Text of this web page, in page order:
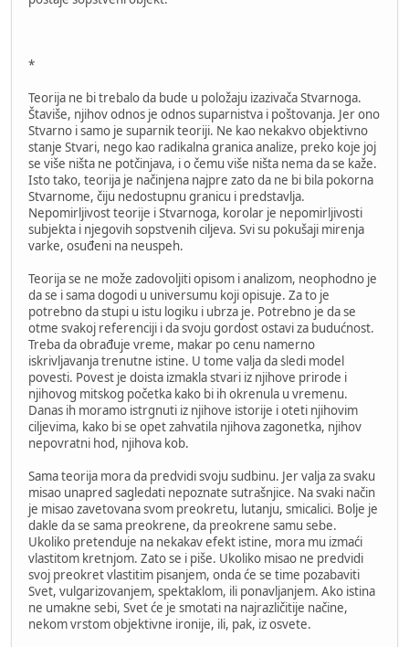
*
Teorija ne bi trebalo da bude u položaju izazivača Stvarnoga.
Štaviše, njihov odnos je odnos suparnistva i poštovanja. Jer ono
Stvarno i samo je suparnik teoriji. Ne kao nekakvo objektivno
stanje Stvari, nego kao radikalna granica analize, preko koje joj
se više ništa ne potčinjava, i o čemu više ništa nema da se kaže.
Isto tako, teorija je načinjena najpre zato da ne bi bila pokorna
Stvarnome, čiju nedostupnu granicu i predstavlja.
Nepomirljivost teorije i Stvarnoga, korolar je nepomirljivosti
subjekta i njegovih sopstvenih ciljeva. Svi su pokušaji mirenja
varke, osuđeni na neuspeh.
Teorija se ne može zadovoljiti opisom i analizom, neophodno je
da se i sama dogodi u universumu koji opisuje. Za to je
potrebno da stupi u istu logiku i ubrza je. Potrebno je da se
otme svakoj referenciji i da svoju gordost ostavi za budućnost.
Treba da obrađuje vreme, makar po cenu namerno
iskrivljavanja trenutne istine. U tome valja da sledi model
povesti. Povest je doista izmakla stvari iz njihove prirode i
njihovog mitskog početka kako bi ih okrenula u vremenu.
Danas ih moramo istrgnuti iz njihove istorije i oteti njihovim
ciljevima, kako bi se opet zahvatila njihova zagonetka, njihov
nepovratni hod, njihova kob.
Sama teorija mora da predvidi svoju sudbinu. Jer valja za svaku
misao unapred sagledati nepoznate sutrašnjice. Na svaki način
je misao zavetovana svom preokretu, lutanju, smicalici. Bolje je
dakle da se sama preokrene, da preokrene samu sebe.
Ukoliko pretenduje na nekakav efekt istine, mora mu izmaći
vlastitom kretnjom. Zato se i piše. Ukoliko misao ne predvidi
svoj preokret vlastitim pisanjem, onda će se time pozabaviti
Svet, vulgarizovanjem, spektaklom, ili ponavljanjem. Ako istina
ne umakne sebi, Svet će je smotati na najrazličitije načine,
nekom vrstom objektivne ironije, ili, pak, iz osvete.